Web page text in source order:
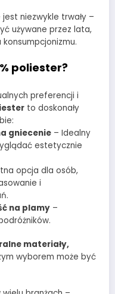
niezwykle trwały –
używane przez lata,
poliester?
preferencji i
to doskonały
gniecenie – Idealny
estetycznie
opcja dla osób,
i
na plamy –
materiały,
wyborem może być